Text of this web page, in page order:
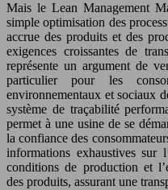
Mais le Lean Management
simple optimisation des
accrue des produits et des
exigences croissantes de
représente un argument de
particulier pour les
environnementaux et sociaux
système de traçabilité
permet à une usine de se
la confiance des
informations exhaustives sur
conditions de production et
des produits, assurant une